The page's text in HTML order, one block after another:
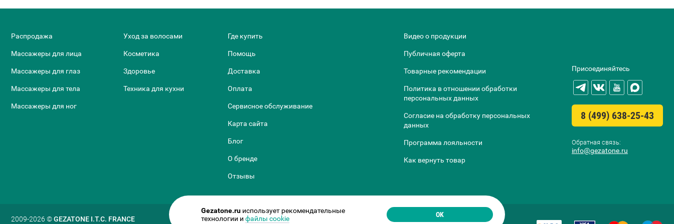
Распродажа
Массажеры для лица
Массажеры для глаз
Массажеры для тела
Массажеры для ног
Уход за волосами
Косметика
Здоровье
Техника для кухни
Где купить
Помощь
Доставка
Оплата
Сервисное обслуживание
Карта сайта
Блог
О бренде
Отзывы
Видео о продукции
Публичная оферта
Товарные рекомендации
Политика в отношении обработки
персональных данных
Согласие на обработку персональных
данных
Программа лояльности
Как вернуть товар
Присоединяйтесь
8 (499) 638-25-43
Обратная связь:
info@gezatone.ru
2009-2026 ©GEZATONE I.T.C. FRANCE
Gezatone.ru использует рекомендательные
технологии и файлы cookie OK